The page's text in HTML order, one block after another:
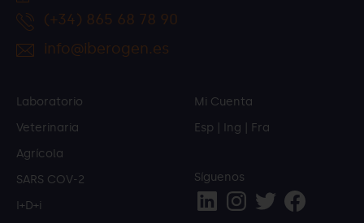
(+34) 865 68 78 90
info@iberogen.es
Laboratorio
Veterinaria
Agrícola
SARS COV-2
I+D+i
Mi Cuenta
Esp
Ing Fra
Síguenos